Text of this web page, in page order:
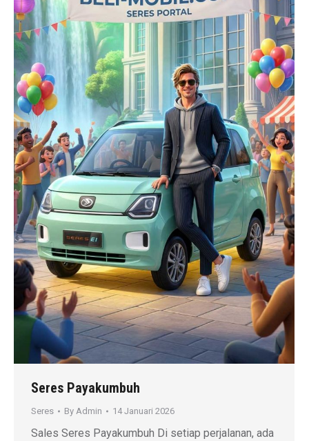
Seres Payakumbuh
Seres By Admin 14 Januari 2026
Sales Seres Payakumbuh Di setiap perjalanan, ada